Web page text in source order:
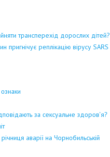
трансперехід дорослих дітей?
пригнічує реплікацію вірусу SARS
за сексуальне здоров’я?
аварії на Чорнобильській